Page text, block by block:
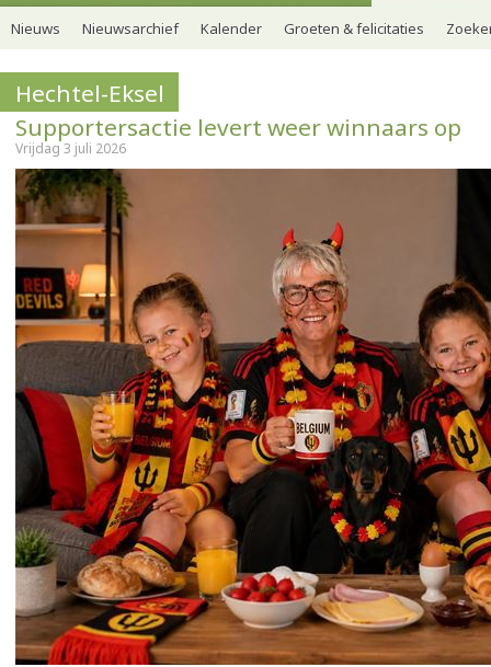
Nieuws Nieuwsarchief Kalender Groeten & felicitaties
Hechtel-Eksel
Supportersactie levert weer winnaars op
Vrijdag 3 juli 2026